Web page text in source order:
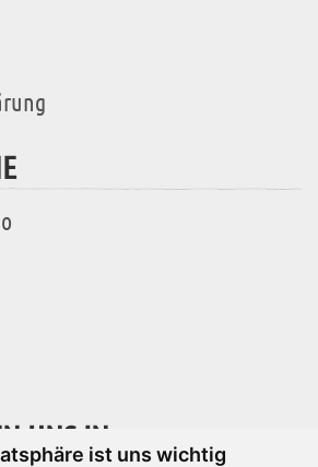
ist uns wichtig
UNS IN